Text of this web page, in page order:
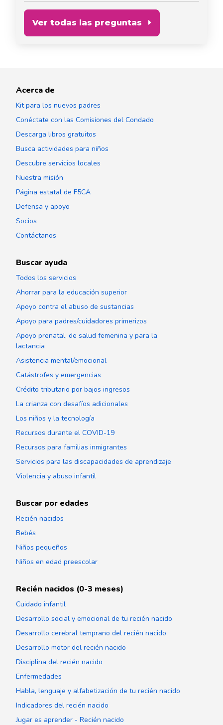
Ver todas las preguntas
Acerca de
Kit para los nuevos padres
Conéctate con las Comisiones del Condado
Descarga libros gratuitos
Busca actividades para niños
Descubre servicios locales
Nuestra misión
Página estatal de F5CA
Defensa y apoyo
Socios
Contáctanos
Buscar ayuda
Todos los servicios
Ahorrar para la educación superior
Apoyo contra el abuso de sustancias
Apoyo para padres/cuidadores primerizos
Apoyo prenatal, de salud femenina y para la
lactancia
Asistencia mental/emocional
Catástrofes y emergencias
Crédito tributario por bajos ingresos
La crianza con desafíos adicionales
Los niños y la tecnología
Recursos durante el COVID-19
Recursos para familias inmigrantes
Servicios para las discapacidades de aprendizaje
Violencia y abuso infantil
Buscar por edades
Recién nacidos
Bebés
Niños pequeños
Niños en edad preescolar
Recién nacidos (0-3 meses)
Cuidado infantil
Desarrollo social y emocional de tu recién nacido
Desarrollo cerebral temprano del recién nacido
Desarrollo motor del recién nacido
Disciplina del recién nacido
Enfermedades
Habla, lenguaje y alfabetización de tu recién nacido
Indicadores del recién nacido
Jugar es aprender - Recién nacido